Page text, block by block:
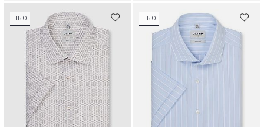
НЬЮ НЬЮ